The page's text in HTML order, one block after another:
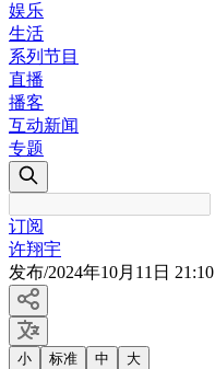
娱乐
生活
系列节目
直播
播客
互动新闻
专题
订阅
许翔宇
发布/2024年10月11日 21:10
小 标准 中 大